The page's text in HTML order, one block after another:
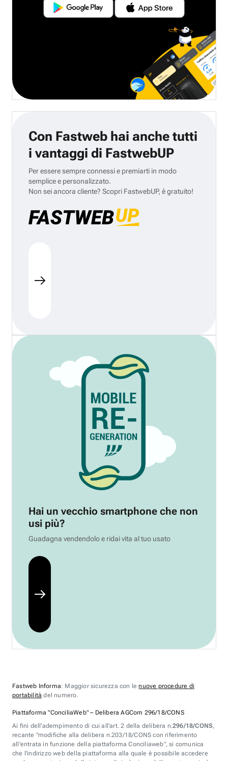
Con Fastweb hai anche tutti
i vantaggi di FastwebUP
Per essere sempre connessi e premiarti in modo
semplice e personalizzato.
Non sei ancora cliente? Scopri FastwebUP, è gratuito!
Hai un vecchio smartphone che non
usi più?
Guadagna vendendolo e ridai vita al tuo usato
Fastweb Informa: Maggior sicurezza con lenuove procedure di
portabilità del numero.
Piattaforma "ConciliaWeb" – Delibera AGCom 296/18/CONS
Ai fini dell'adempimento di cui all'art. 2 della delibera n.296/18/CONS,
recante "modifiche alla delibera n.203/18/CONS con riferimento
all'entrata in funzione della piattaforma Conciliaweb", si comunica
che l'indirizzo web della piattaforma alla quale è possibile accedere